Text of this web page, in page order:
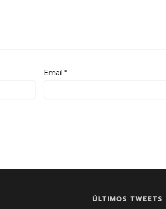
Email*
ÚLTIMOS TWEETS